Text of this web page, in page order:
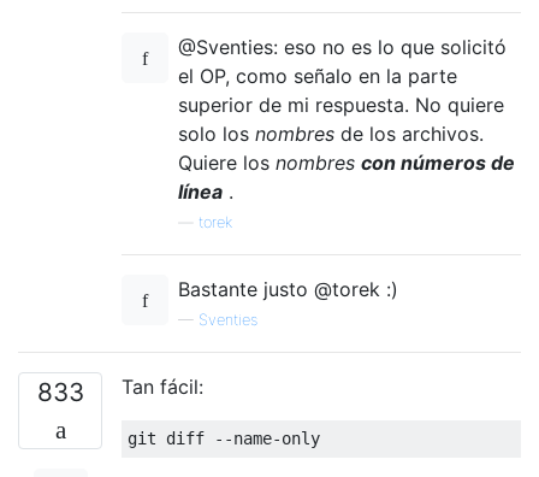
@Sventies: eso no es lo que solicitó
el OP, como señalo en la parte
superior de mi respuesta. No quiere
solo los nombres de los archivos.
Quiere los nombres con números de
línea .
torek
Bastante justo @torek :)
— Sventies
833 Tan fácil: